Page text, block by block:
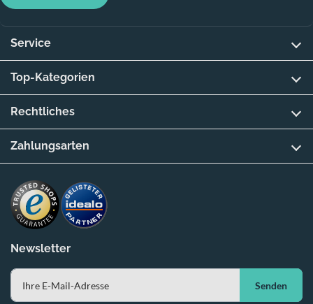
Newsletter
Senden
Service
Top-Kategorien
Rechtliches
Zahlungsarten